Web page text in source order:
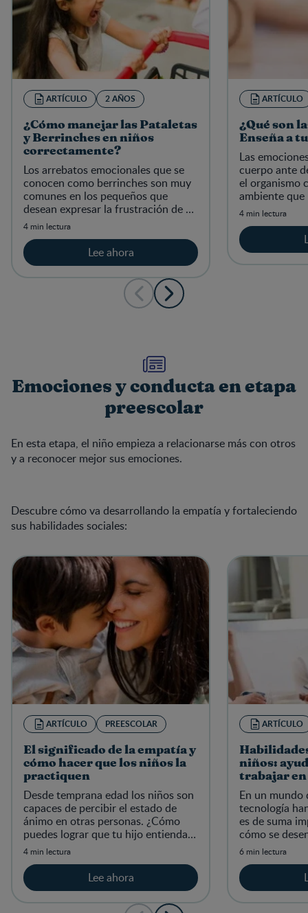
ARTÍCULO 2 AÑOS
¿Cómo manejar las Pataletas
y Berrinches en niños
correctamente?
Los arrebatos emocionales que se
conocen como berrinches son muy
comunes en los pequeños que
desean expresar la frustración de un
deseo no satisfecho.
4 min lectura
Lee ahora
ARTÍCULO
¿Qué son
Enseña a
Las
cuerpo ante
el organismo
ambiente que
reacciona
4 min lectura
Emociones y conducta en etapa
preescolar
En esta etapa, el niño empieza a relacionarse más con otros
y a reconocer mejor sus emociones.
Descubre cómo va desarrollando la empatía y fortaleciendo
sus habilidades sociales:
ARTÍCULO PREESCOLAR
El significado de la empatía y
cómo hacer que los niños la
practiquen
Desde temprana edad los niños son
capaces de percibir el estado de
ánimo en otras personas. ¿Cómo
puedes lograr que tu hijo entienda
los sentimientos de los demás?
4 min lectura
Lee ahora
ARTÍCULO
niños:
trabajar en
En un
tecnología
es de suma
cómo se
6 min lectura